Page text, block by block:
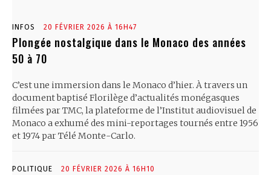
INFOS 20 FÉVRIER 2026 À 16H47
Plongée nostalgique dans le Monaco des années
50 à 70
C’est une immersion dans le Monaco d’hier. À travers un
document baptisé Florilège d’actualités monégasques
filmées par TMC, la plateforme de l’Institut audiovisuel de
Monaco a exhumé des mini-reportages tournés entre 1956
et 1974 par Télé Monte-Carlo.
POLITIQUE 20 FÉVRIER 2026 À 16H10